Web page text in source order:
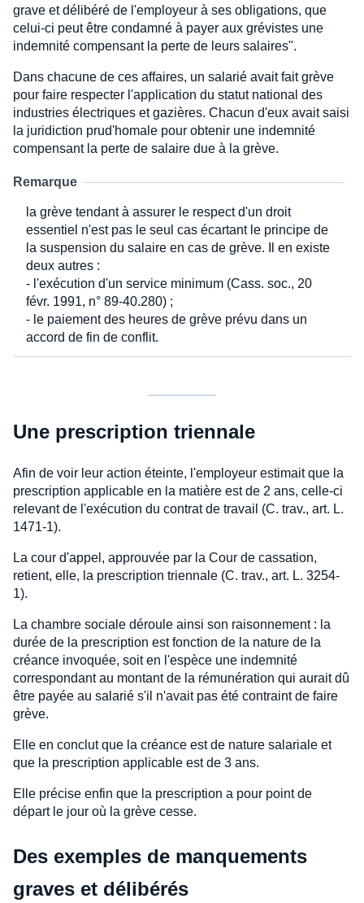
grave et délibéré de l'employeur à ses obligations, que
celui-ci peut être condamné à payer aux grévistes une
indemnité compensant la perte de leurs salaires".
Dans chacune de ces affaires, un salarié avait fait grève
pour faire respecter l'application du statut national des
industries électriques et gazières. Chacun d'eux avait saisi
la juridiction prud'homale pour obtenir une indemnité
compensant la perte de salaire due à la grève.
Remarque
la grève tendant à assurer le respect d'un droit
essentiel n'est pas le seul cas écartant le principe de
la suspension du salaire en cas de grève. Il en existe
deux autres :
- l'exécution d'un service minimum (Cass. soc., 20
févr. 1991, n° 89-40.280) ;
- le paiement des heures de grève prévu dans un
accord de fin de conflit.
Une prescription triennale
Afin de voir leur action éteinte, l'employeur estimait que la
prescription applicable en la matière est de 2 ans, celle-ci
relevant de l'exécution du contrat de travail (C. trav., art. L.
1471-1).
La cour d'appel, approuvée par la Cour de cassation,
retient, elle, la prescription triennale (C. trav., art. L. 3254-
1).
La chambre sociale déroule ainsi son raisonnement : la
durée de la prescription est fonction de la nature de la
créance invoquée, soit en l'espèce une indemnité
correspondant au montant de la rémunération qui aurait dû
être payée au salarié s'il n'avait pas été contraint de faire
grève.
Elle en conclut que la créance est de nature salariale et
que la prescription applicable est de 3 ans.
Elle précise enfin que la prescription a pour point de
départ le jour où la grève cesse.
Des exemples de manquements
graves et délibérés